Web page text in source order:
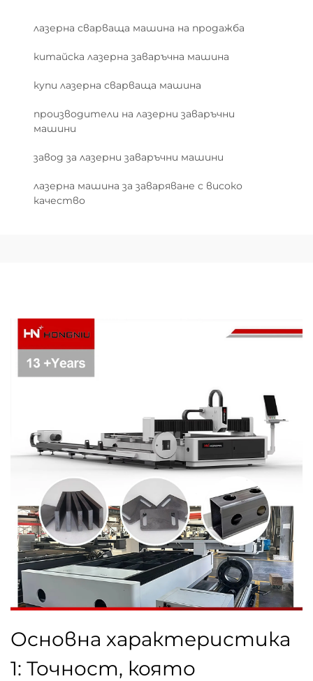
лазерна сварваща машина на продажба
китайска лазерна заваръчна машина
купи лазерна сварваща машина
производители на лазерни заваръчни
машини
завод за лазерни заваръчни машини
лазерна машина за заваряване с високо
качество
Основна характеристика
1: Точност, която